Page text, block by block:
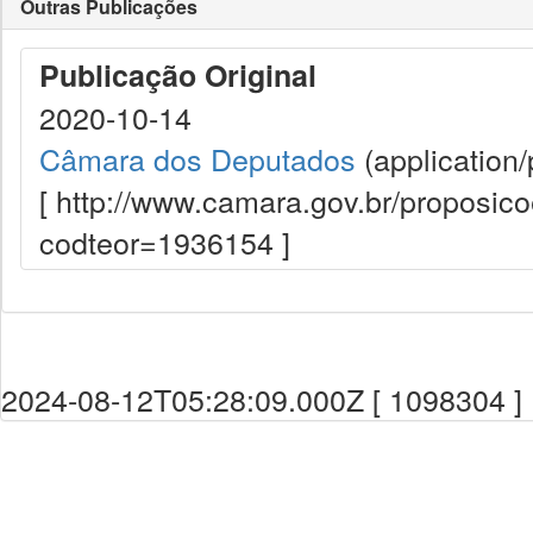
Outras Publicações
Publicação Original
2020-10-14
Câmara dos Deputados
[ http://www.camara.gov.br/
codteor=1936154 ]
2024-08-12T05:28:09.000Z [ 1098304 ]